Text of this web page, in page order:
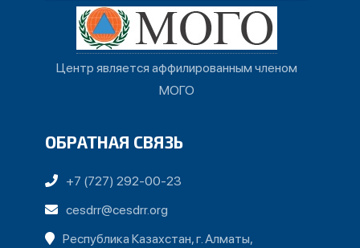
Центр является аффилированным членом
МОГО
ОБРАТНАЯ СВЯЗЬ
+7 (727) 292-00-23
cesdrr@cesdrr.org
Республика Казахстан, г. Алматы,